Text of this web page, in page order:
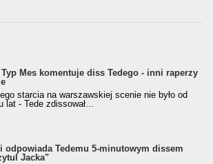
Typ Mes komentuje diss Tedego - inni raperzy
starcia na warszawskiej scenie nie było od
lat - Tede zdissował...
odpowiada Tedemu 5-minutowym dissem
Jacka"